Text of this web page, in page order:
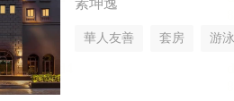
素坤逸
華人友善 套房 游